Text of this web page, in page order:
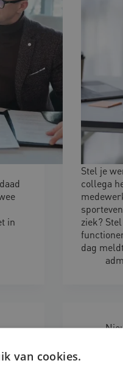
in
Stel je
collega
ziek?
dag
van cookies.